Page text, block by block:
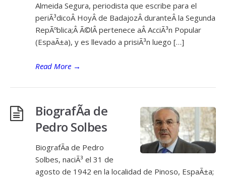
Almeida Segura, periodista que escribe para el
periÃ³dicoÂ HoyÂ de BadajozÂ duranteÂ la Segunda
RepÃºblica;Â Ã©lÂ pertenece aÂ AcciÃ³n Popular
(EspaÃ±a), y es llevado a prisiÃ³n luego […]
Read More →
BiografÃ­a de
Pedro Solbes
BiografÃ­a de Pedro
Solbes, naciÃ³ el 31 de
agosto de 1942 en la localidad de Pinoso, EspaÃ±a;